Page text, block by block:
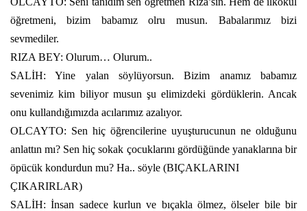
öğretmeni, bizim babamız olru musun. Babalarımız bizi
sevmediler.
RIZA BEY: Olurum… Olurum..
SALİH: Yine yalan söylüyorsun. Bizim anamız babamız
sevenimiz kim biliyor musun şu elimizdeki gördüklerin. Ancak
onu kullandığımızda acılarımız azalıyor.
OLCAYTO: Sen hiç öğrencilerine uyuşturucunun ne olduğunu
anlattın mı? Sen hiç sokak çocuklarını gördüğünde yanaklarına bir
öpücük kondurdun mu? Ha.. söyle (BIÇAKLARINI
ÇIKARIRLAR)
SALİH: İnsan sadece kurlun ve bıçakla ölmez, ölseler bile bir